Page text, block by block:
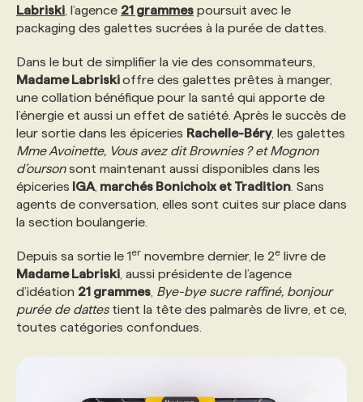
NOS AUTEUR‧RICES
POURQUOI CHOISIR NOS FORMATIONS
NOS TARIFS
PROGRAMMES DE SUBVENTIONS
ANNONCEZ AVEC NOUS
FAQ
ANNONCEZ AVEC NOUS
Labriski , l’agence 21 grammes poursuit avec le
packaging des galettes sucrées à la purée de dattes.
Dans le but de simplifier la vie des consommateurs,
Madame Labriskioffre des galettes prêtes à manger,
une collation bénéfique pour la santé qui apporte de
l’énergie et aussi un effet de satiété. Après le succès de
leur sortie dans les épiceries Rachelle-Béry, les galettes
Mme Avoinette, Vous avez dit Brownies ? et Mognon
d’oursonsont maintenant aussi disponibles dans les
épiceries IGA marchés Bonichoix et Tradition . Sans
agents de conversation, elles sont cuites sur place dans
la section boulangerie.
Depuis sa sortie le 1er novembre dernier, le 2e livre de
Madame Labriski , aussi présidente de l’agence
d’idéation 21 grammes Bye-bye sucre raffiné, bonjour
purée de dattestient la tête des palmarès de livre, et ce,
toutes catégories confondues.